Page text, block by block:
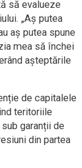
să evalueze
„Aș putea
aș putea spune
mea să închei
așteptările
de capitalele
teritoriile
garanții de
din partea